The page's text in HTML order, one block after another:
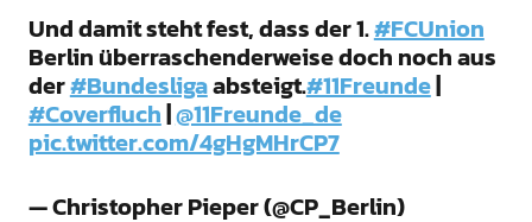
Und damit steht fest, dass der 1.#FCUnion
Berlin überraschenderweise doch noch aus
der#Bundesligaabsteigt.#11Freunde|
#Coverfluch|@11Freunde_de
pic.twitter.com/4gHgMHrCP7
— Christopher Pieper (@CP_Berlin)